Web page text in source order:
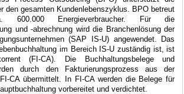
den gesamten Kundenlebenszyklus. BPO betreut
Energieverbraucher. Für die
und -abrechnung wird die Branchenlösung der
(SAP IS-U) angewendet. Das
im Bereich IS-U zuständig ist, ist
(FI-CA). Die Buchhaltungsbelege und
durch den Fakturierungsprozess aus der
CA übermittelt. In FI-CA werden die Belege für
vorbereitet und verdichtet.